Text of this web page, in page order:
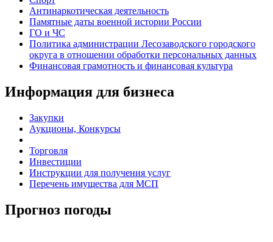
Антинаркотическая деятельность
Памятные даты военной истории России
ГО и ЧС
Политика администрации Лесозаводского городского
округа в отношении обработки персональных данных
Финансовая грамотность и финансовая культура
Информация для бизнеса
Закупки
Аукционы, Конкурсы
Торговля
Инвестиции
Инструкции для получения услуг
Перечень имущества для МСП
Прогноз погоды